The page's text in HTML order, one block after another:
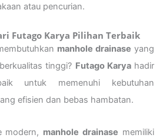
atau pencurian.
Futago Karya Pilihan Terbaik
manhole drainase yang
tinggi? Futago Karyahadir
untuk memenuhi kebutuhan
efisien dan bebas hambatan.
modern, manhole drainase memiliki